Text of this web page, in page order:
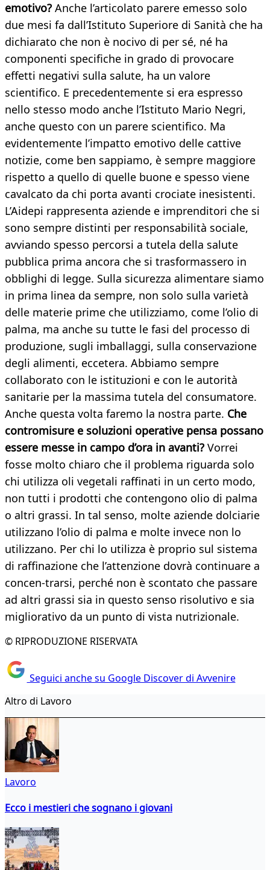
emotivo? Anche l’articolato parere emesso solo
due mesi fa dall’Istituto Superiore di Sanità che ha
dichiarato che non è nocivo di per sé, né ha
componenti specifiche in grado di provocare
effetti negativi sulla salute, ha un valore
scientifico. E precedentemente si era espresso
nello stesso modo anche l’Istituto Mario Negri,
anche questo con un parere scientifico. Ma
evidentemente l’impatto emotivo delle cattive
notizie, come ben sappiamo, è sempre maggiore
rispetto a quello di quelle buone e spesso viene
cavalcato da chi porta avanti crociate inesistenti.
L’Aidepi rappresenta aziende e imprenditori che si
sono sempre distinti per responsabilità sociale,
avviando spesso percorsi a tutela della salute
pubblica prima ancora che si trasformassero in
obblighi di legge. Sulla sicurezza alimentare siamo
in prima linea da sempre, non solo sulla varietà
delle materie prime che utilizziamo, come l’olio di
palma, ma anche su tutte le fasi del processo di
produzione, sugli imballaggi, sulla conservazione
degli alimenti, eccetera. Abbiamo sempre
collaborato con le istituzioni e con le autorità
sanitarie per la massima tutela del consumatore.
Anche questa volta faremo la nostra parte. Che
contromisure e soluzioni operative pensa possano
essere messe in campo d’ora in avanti? Vorrei
fosse molto chiaro che il problema riguarda solo
chi utilizza oli vegetali raffinati in un certo modo,
non tutti i prodotti che contengono olio di palma
o altri grassi. In tal senso, molte aziende dolciarie
utilizzano l’olio di palma e molte invece non lo
utilizzano. Per chi lo utilizza è proprio sul sistema
di raffinazione che l’attenzione dovrà continuare a
concen-trarsi, perché non è scontato che passare
ad altri grassi sia in questo senso risolutivo e sia
migliorativo da un punto di vista nutrizionale.
© RIPRODUZIONE RISERVATA
Seguici anche su Google Discover di Avvenire
Altro di Lavoro
Lavoro
Ecco i mestieri che sognano i giovani